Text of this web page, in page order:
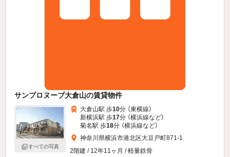
サンプロヌーブ大倉山の賃貸物件
すべての写真
大倉山駅 歩10分 （東横線）
新横浜駅 歩17分 （横浜線など）
菊名駅 歩18分 （横浜線など）
神奈川県横浜市港北区大豆戸町871-1
2階建 / 12年11ヶ月 / 軽量鉄骨